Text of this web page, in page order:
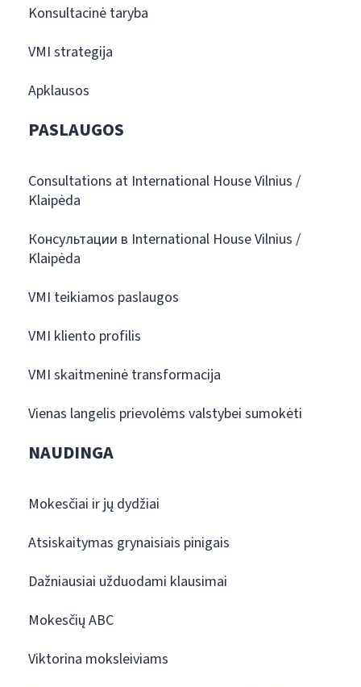
Konsultacinė taryba
VMI strategija
Apklausos
PASLAUGOS
Consultations at International House Vilnius /
Klaipėda
Консультации в International House Vilnius /
Klaipėda
VMI teikiamos paslaugos
VMI kliento profilis
VMI skaitmeninė transformacija
Vienas langelis prievolėms valstybei sumokėti
NAUDINGA
Mokesčiai ir jų dydžiai
Atsiskaitymas grynaisiais pinigais
Dažniausiai užduodami klausimai
Mokesčių ABC
Viktorina moksleiviams